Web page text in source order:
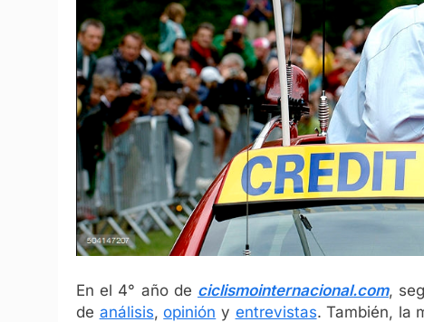
En el 4° año de ciclismointernacional.com,
de análisis,opinión y entrevistas. También, la